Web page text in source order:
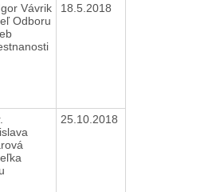
Vávrik
Odboru
18.5.2018
25.10.2018